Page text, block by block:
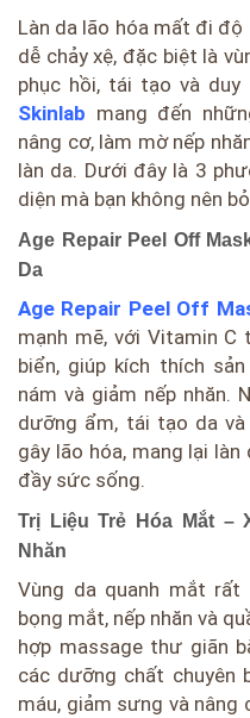
Làn da lão hóa mất đi độ
dễ chảy xệ, đặc biệt là
phục hồi, tái tạo và
Skinlab mang đến
nâng cơ, làm mờ nếp
làn da. Dưới đây là 3
diện mà bạn không nên
Age Repair Peel Off
Da
Age Repair Peel Off
mạnh mẽ, với Vitamin
biển, giúp kích thích
nám và giảm nếp nhăn.
dưỡng ẩm, tái tạo da
gây lão hóa, mang lại
đầy sức sống.
Trị Liệu Trẻ Hóa Mắt –
Nhăn
Vùng da quanh mắt rất
bọng mắt, nếp nhăn và
hợp massage thư giãn
các dưỡng chất chuyên
máu, giảm sưng và nâng